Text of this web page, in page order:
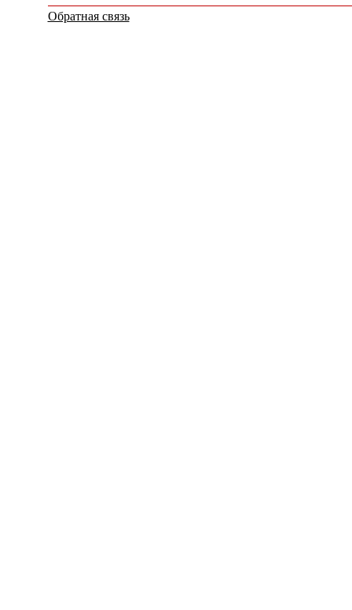
Обратная связь